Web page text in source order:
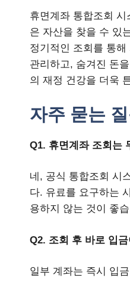
휴면계좌 통합조회
은 자산을 찾을 수 있
정기적인 조회를 통해
관리하고, 숨겨진 돈
의 재정 건강을 더욱
자주 묻는
Q1. 휴면계좌 조회는
네, 공식 통합조회 시
다. 유료를 요구하는
용하지 않는 것이 좋
Q2. 조회 후 바로 입
일부 계좌는 즉시 입